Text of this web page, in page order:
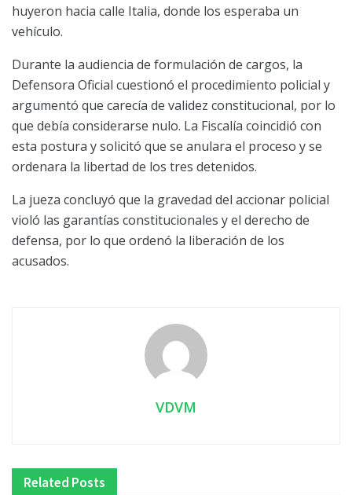
huyeron hacia calle Italia, donde los esperaba un
vehículo.
Durante la audiencia de formulación de cargos, la
Defensora Oficial cuestionó el procedimiento policial y
argumentó que carecía de validez constitucional, por lo
que debía considerarse nulo. La Fiscalía coincidió con
esta postura y solicitó que se anulara el proceso y se
ordenara la libertad de los tres detenidos.
La jueza concluyó que la gravedad del accionar policial
violó las garantías constitucionales y el derecho de
defensa, por lo que ordenó la liberación de los
acusados.
VDVM
Related Posts